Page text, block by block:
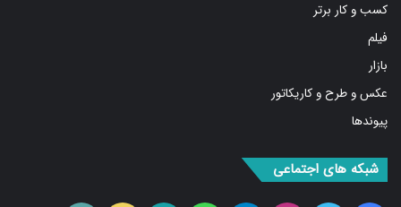
کسب و کار برتر
فیلم
بازار
عکس و طرح و کاریکاتور
پیوندها
شبکه های اجتماعی